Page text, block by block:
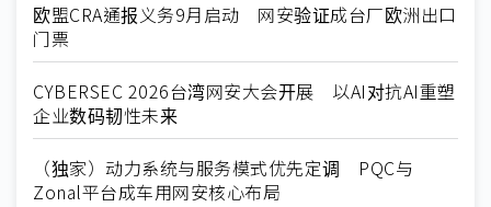
欧盟CRA通报义务9月启动 网安验证成台厂欧洲出口
门票
CYBERSEC 2026台湾网安⼤会开展 以AI对抗AI重塑
企业数码韧性未来
（独家）动力系统与服务模式优先定调 PQC与
Zonal平台成车用网安核心布局